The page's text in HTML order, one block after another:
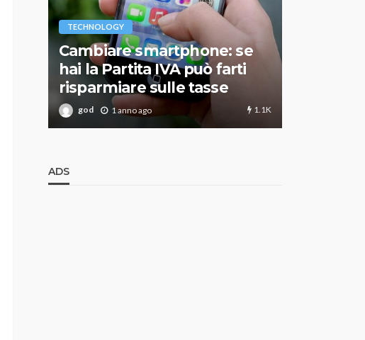
TECHNOLOGY
Cambiare smartphone: se
hai la Partita IVA può farti
risparmiare sulle tasse
god 1 anno ago 1.1K
ADS